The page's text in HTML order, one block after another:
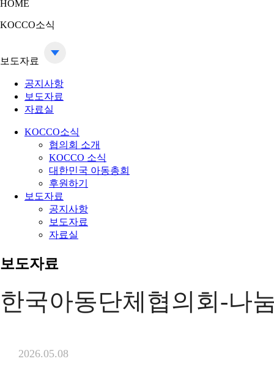
HOME
KOCCO소식
보도자료
공지사항
보도자료
자료실
KOCCO소식
협의회 소개
KOCCO 소식
대한민국 아동총회
후원하기
보도자료
공지사항
보도자료
자료실
보도자료
한국아동단체협의회-나
2026.05.08